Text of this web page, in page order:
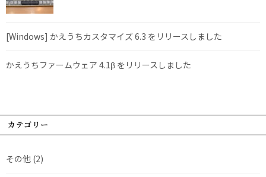
[Windows] かえうちカスタマイズ 6.3 をリリースしました
かえうちファームウェア 4.1β をリリースしました
カテゴリー
その他 (2)